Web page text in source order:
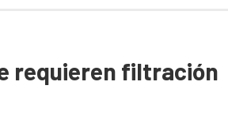
requieren filtración